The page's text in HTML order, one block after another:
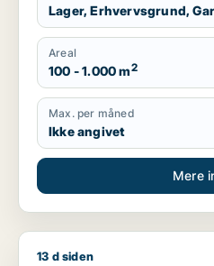
Lager, Erhvervsgrund,
Areal
100 - 1.000 m2
Max. per måned
Ikke angivet
Mere
Cicilie søger kontor, lager,
13 d siden